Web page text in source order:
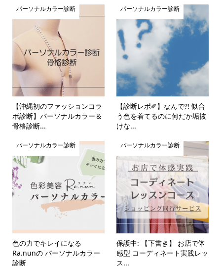
パーソナルカラー診断
【沖縄初のファッションコラ
ボ診断】パーソナルカラー＆
骨格診断...
パーソナルカラー診断
【診断レポ✐】なんで?! 似合
う色を着てるのに何だか垢抜
けな...
パーソナルカラー診断
色の力でキレイになる
Ra.nunの パーソナルカラー
診断
パーソナルカラー診断
保護中: 【下書き】 お店で体
感型 コーディネート実践レッ
ス...